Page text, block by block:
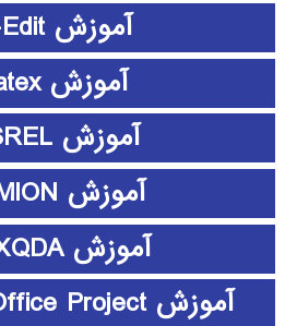
آموزش L-Edit
آموزش Latex
آموزش LISREL
آموزش LUMION
آموزش MAXQDA
آموزش Microsoft Office Project